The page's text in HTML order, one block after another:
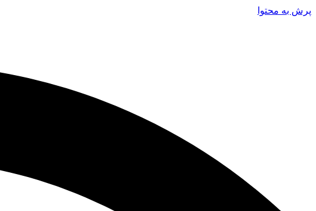
پرش به محتوا